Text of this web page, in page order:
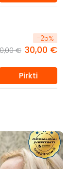
-25%
€ 30,00 €
Pirkti